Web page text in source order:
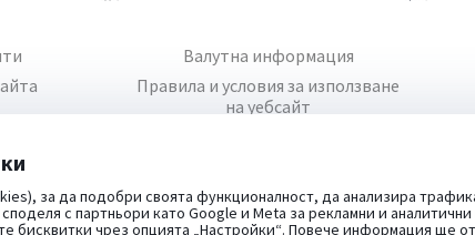
за да подобри своята функционалност, да анализира
с партньори като Google и Meta за рекламни и
бисквитки чрез опцията „Настройки“. Повече информация ще
Валутна информация
Правила и условия за използване
на уебсайт